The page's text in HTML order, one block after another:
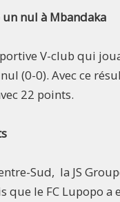
nul à Mbandaka
V-club qui
(0-0). Avec ce
22 points.
Sud, la JS
que le FC Lupopo a